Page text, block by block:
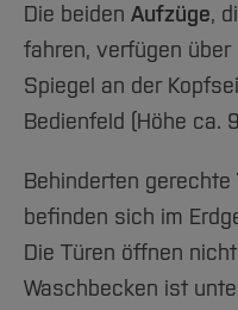
Die beiden Aufzüge,
fahren, verfügen
Spiegel an der
Bedienfeld (Höhe ca.
Behinderten gerechte
befinden sich im
Die Türen öffnen
Waschbecken ist